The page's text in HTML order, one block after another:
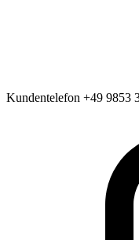
Kundentelefon +49 9853